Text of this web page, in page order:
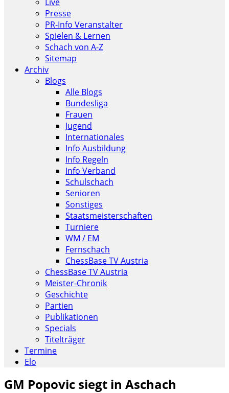
Presse
PR-Info Veranstalter
Spielen & Lernen
Schach von A-Z
Sitemap
Archiv
Blogs
Alle Blogs
Bundesliga
Frauen
Jugend
Internationales
Info Ausbildung
Info Regeln
Info Verband
Schulschach
Senioren
Sonstiges
Staatsmeisterschaften
Turniere
WM / EM
Fernschach
ChessBase TV Austria
ChessBase TV Austria
Meister-Chronik
Geschichte
Partien
Publikationen
Specials
Titelträger
Termine
Elo
GM Popovic siegt in Aschach